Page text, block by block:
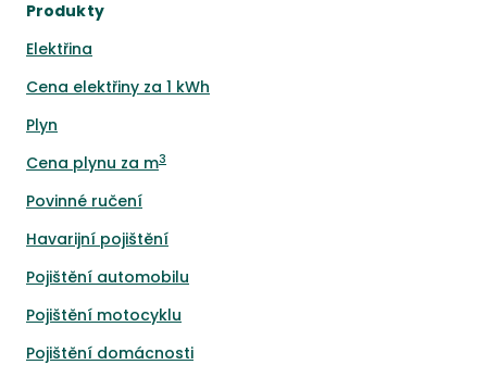
Produkty
Elektřina
Cena elektřiny za 1 kWh
Plyn
Cena plynu za m3
Povinné ručení
Havarijní pojištění
Pojištění automobilu
Pojištění motocyklu
Pojištění domácnosti